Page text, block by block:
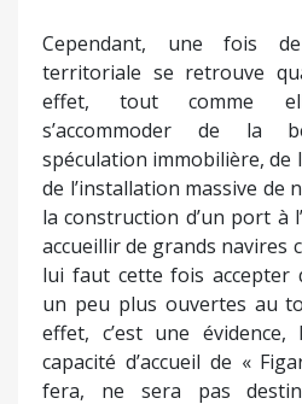
Cependant, une fois
territoriale se retrouve
effet, tout comme
s’accommoder de la
spéculation immobilière,
de l’installation massive de
la construction d’un port à
accueillir de grands navires
lui faut cette fois accepter
un peu plus ouvertes au
effet, c’est une évidence,
capacité d’accueil de «
fera, ne sera pas